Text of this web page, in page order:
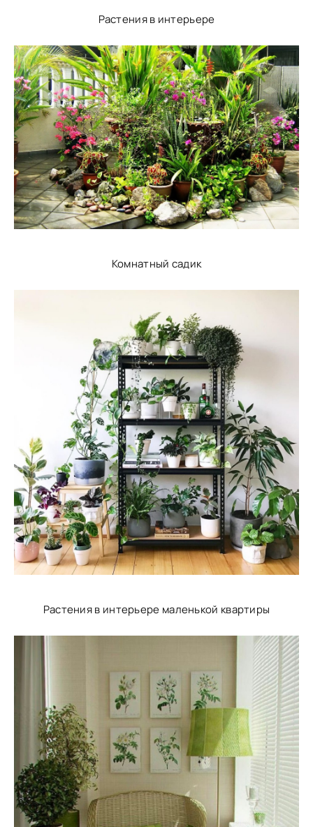
Растения в интерьере
Комнатный садик
Растения в интерьере маленькой квартиры